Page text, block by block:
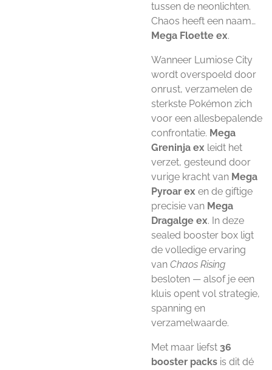
tussen de neonlichten.
Chaos heeft een naam…
Mega Floette ex.
Wanneer Lumiose City
wordt overspoeld door
onrust, verzamelen de
sterkste Pokémon zich
voor een allesbepalende
confrontatie. Mega
Greninja ex leidt het
verzet, gesteund door
vurige kracht van Mega
Pyroar ex en de giftige
precisie van Mega
Dragalge ex. In deze
sealed booster box ligt
de volledige ervaring
van Chaos Rising
besloten — alsof je een
kluis opent vol strategie,
spanning en
verzamelwaarde.
Met maar liefst 36
booster packs is dit dé